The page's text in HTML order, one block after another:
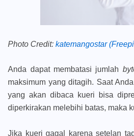
Photo Credit: katemangostar
Anda dapat membatasi jumlah
maksimum yang ditagih. Saat
yang akan dibaca kueri bisa
diperkirakan melebihi batas, maka
Jika kueri gagal karena setelan